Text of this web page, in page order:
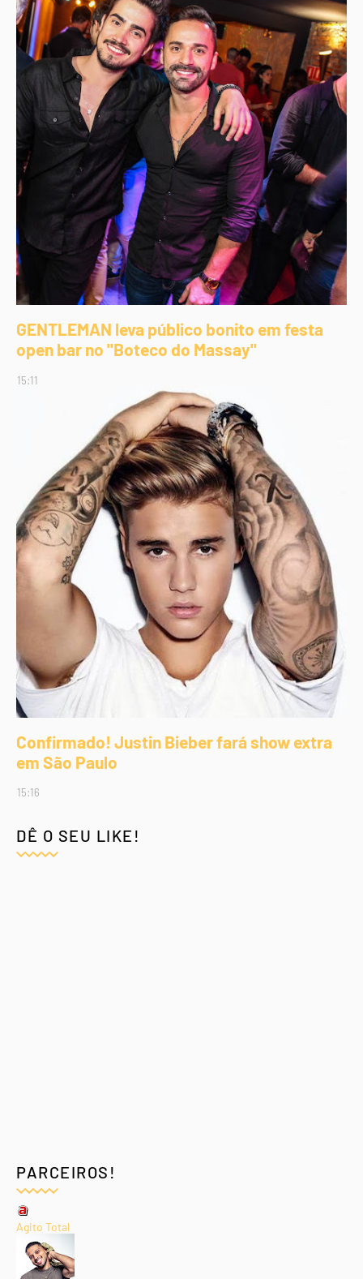
GENTLEMAN leva público bonito em festa
open bar no "Boteco do Massay"
15:11
Confirmado! Justin Bieber fará show extra
em São Paulo
15:16
DÊ O SEU LIKE!
PARCEIROS!
Agito Total